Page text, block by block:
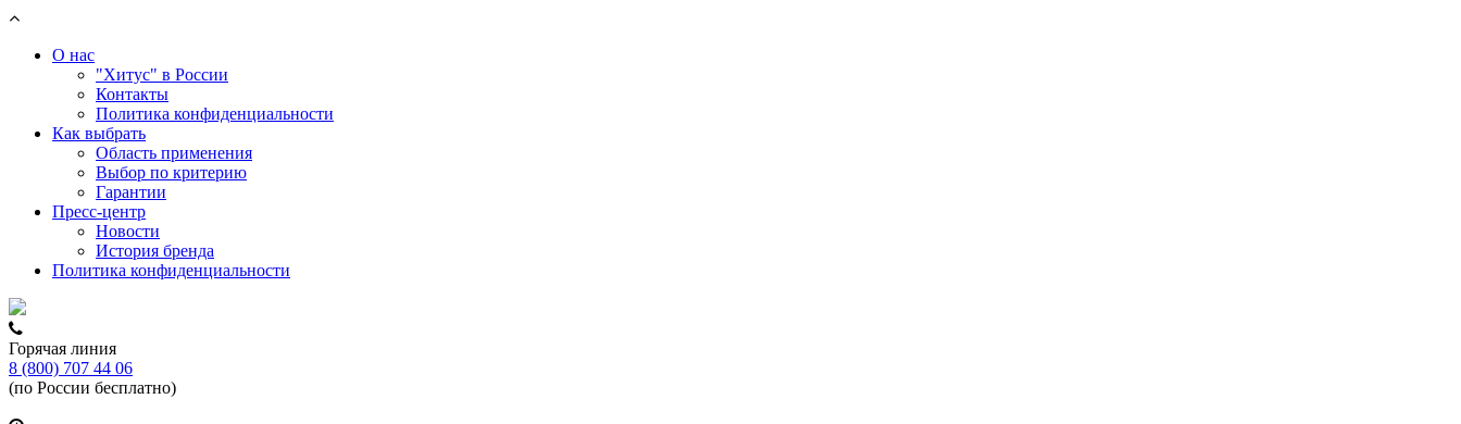
О нас
"Хитус" в России
Контакты
Политика конфиденциальности
Как выбрать
Область применения
Выбор по критерию
Гарантии
Пресс-центр
Новости
История бренда
Политика конфиденциальности
Горячая линия
8 (800) 707 44 06
(по России бесплатно)